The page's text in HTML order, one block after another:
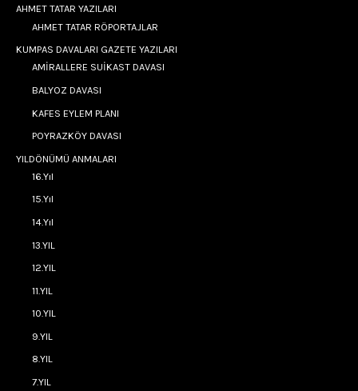
AHMET TATAR YAZILARI
AHMET TATAR RÖPORTAJLAR
KUMPAS DAVALARI GAZETE YAZILARI
AMİRALLERE SUİKAST DAVASI
BALYOZ DAVASI
KAFES EYLEM PLANI
POYRAZKÖY DAVASI
YILDÖNÜMÜ ANMALARI
16.Yıl
15.Yıl
14.Yıl
13.YIL
12.YIL
11.YIL
10.YIL
9.YIL
8.YIL
7.YIL